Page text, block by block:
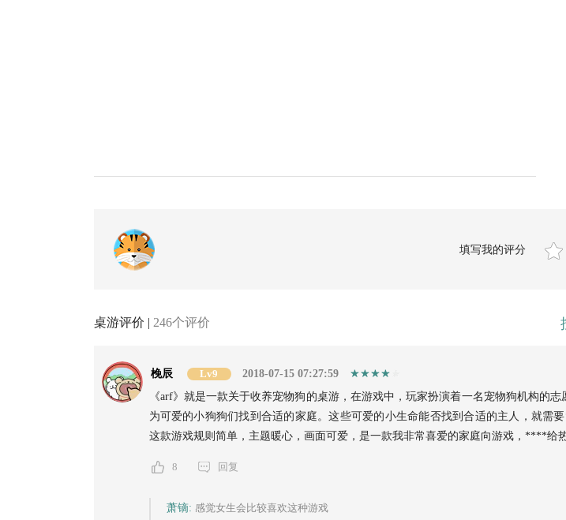
填写我的评分
桌游评价 | 246个评价
梚辰 Lv9
2018-07-15 07:27:59
《arf》就是一款关于收养宠物狗的桌游，在游戏中，玩家扮演着一名宠物狗机构的志
为可爱的小狗狗们找到合适的家庭。这些可爱的小生命能否找到合适的主人，就需
这款游戏规则简单，主题暖心，画面可爱，是一款我非常喜爱的家庭向游戏，****给
8 回复
萧镝: 感觉女生会比较喜欢这种游戏